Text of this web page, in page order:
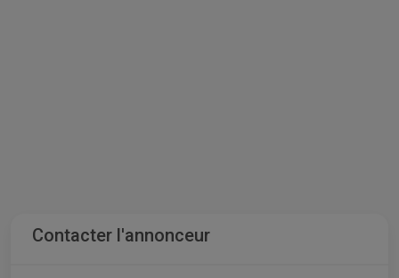
Contacter l'annonceur